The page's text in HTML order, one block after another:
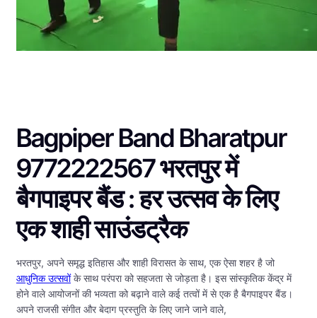
Bagpiper Band Bharatpur
9772222567 भरतपुर में
बैगपाइपर बैंड : हर उत्सव के लिए
एक शाही साउंडट्रैक
भरतपुर, अपने समृद्ध इतिहास और शाही विरासत के साथ, एक ऐसा शहर है जो
आधुनिक उत्सवोंके साथ परंपरा को सहजता से जोड़ता है। इस सांस्कृतिक केंद्र में
होने वाले आयोजनों की भव्यता को बढ़ाने वाले कई तत्वों में से एक है बैगपाइपर बैंड।
अपने राजसी संगीत और बेदाग प्रस्तुति के लिए जाने जाने वाले,